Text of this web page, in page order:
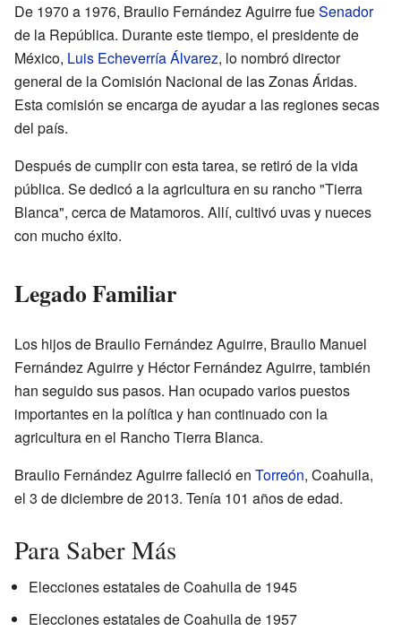
De 1970 a 1976, Braulio Fernández Aguirre fueSenador
de la República. Durante este tiempo, el presidente de
México, Luis Echeverría Álvarez, lo nombró director
general de la Comisión Nacional de las Zonas Áridas.
Esta comisión se encarga de ayudar a las regiones secas
del país.
Después de cumplir con esta tarea, se retiró de la vida
pública. Se dedicó a la agricultura en su rancho "Tierra
Blanca", cerca de Matamoros. Allí, cultivó uvas y nueces
con mucho éxito.
Legado Familiar
Los hijos de Braulio Fernández Aguirre, Braulio Manuel
Fernández Aguirre y Héctor Fernández Aguirre, también
han seguido sus pasos. Han ocupado varios puestos
importantes en la política y han continuado con la
agricultura en el Rancho Tierra Blanca.
Braulio Fernández Aguirre falleció en Torreón, Coahuila,
el 3 de diciembre de 2013. Tenía 101 años de edad.
Para Saber Más
Elecciones estatales de Coahuila de 1945
Elecciones estatales de Coahuila de 1957